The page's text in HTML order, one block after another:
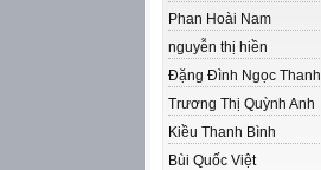
Phan Hoài Nam
nguyễn thị hiền
Đặng Đình Ngọc Thanh
Trương Thị Quỳnh Anh
Kiều Thanh Bình
Bùi Quốc Việt